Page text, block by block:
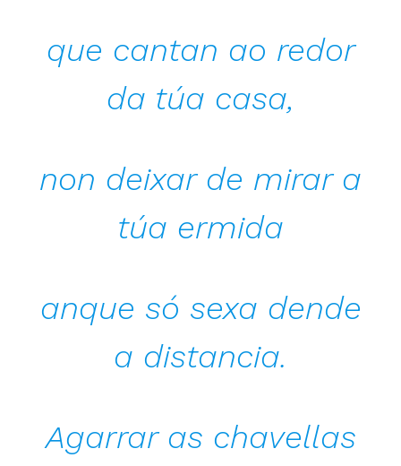
que cantan ao redor
da túa casa,
non deixar de mirar a
túa ermida
anque só sexa dende
a distancia.
Agarrar as chavellas